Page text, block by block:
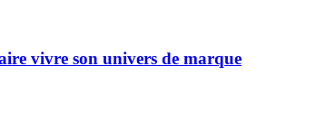
vivre son univers de marque